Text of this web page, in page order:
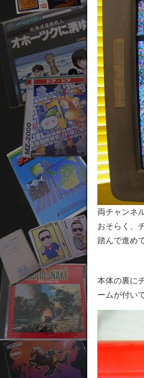
両チャンネ
おそらく、
踏んで進め
本体の裏に
ームが付い